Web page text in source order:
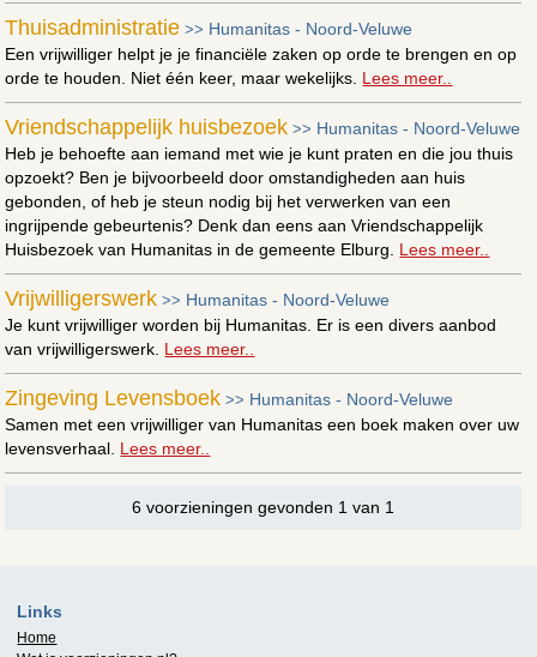
Thuisadministratie >> Humanitas - Noord-Veluwe
Een vrijwilliger helpt je je financiële zaken op orde te brengen en op
orde te houden. Niet één keer, maar wekelijks. Lees meer..
Vriendschappelijk huisbezoek >> Humanitas - Noord-Veluwe
Heb je behoefte aan iemand met wie je kunt praten en die jou thuis
opzoekt? Ben je bijvoorbeeld door omstandigheden aan huis
gebonden, of heb je steun nodig bij het verwerken van een
ingrijpende gebeurtenis? Denk dan eens aan Vriendschappelijk
Huisbezoek van Humanitas in de gemeente Elburg. Lees meer..
Vrijwilligerswerk >> Humanitas - Noord-Veluwe
Je kunt vrijwilliger worden bij Humanitas. Er is een divers aanbod
van vrijwilligerswerk. Lees meer..
Zingeving Levensboek >> Humanitas - Noord-Veluwe
Samen met een vrijwilliger van Humanitas een boek maken over uw
levensverhaal. Lees meer..
6 voorzieningen gevonden 1 van 1
Links
Home